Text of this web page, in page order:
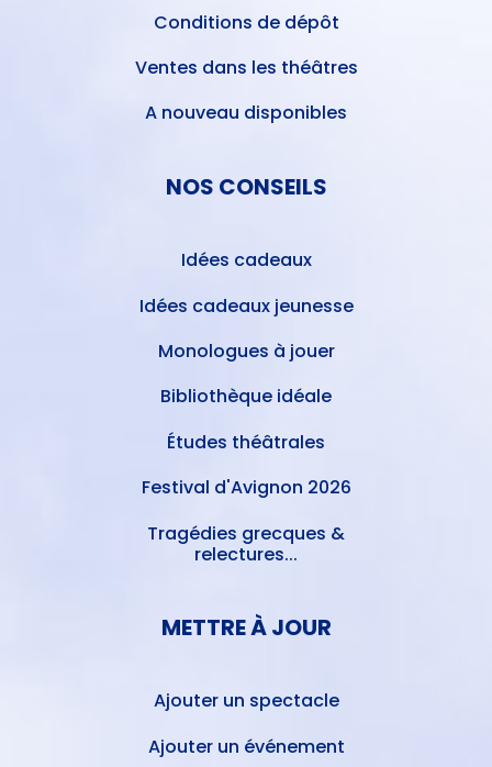
Conditions de dépôt
Ventes dans les théâtres
A nouveau disponibles
NOS CONSEILS
Idées cadeaux
Idées cadeaux jeunesse
Monologues à jouer
Bibliothèque idéale
Études théâtrales
Festival d'Avignon 2026
Tragédies grecques &
relectures...
METTRE À JOUR
Ajouter un spectacle
Ajouter un événement